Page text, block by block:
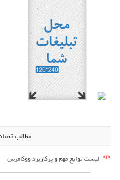
مطالب
لیست توابع مهم و پرکاربرد ووکامرس